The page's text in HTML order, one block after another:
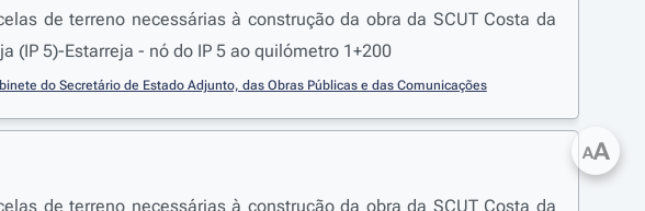
de terreno necessárias à construção da obra da SCUT Costa da
(IP 5)-Estarreja - nó do IP 5 ao quilómetro 1+200
do Secretário de Estado Adjunto, das Obras Públicas e das Comunicações
de terreno necessárias à construção da obra da SCUT Costa da
AA